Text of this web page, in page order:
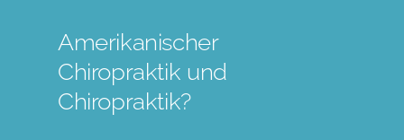
Amerikanischer
Chiropraktik und
Chiropraktik?